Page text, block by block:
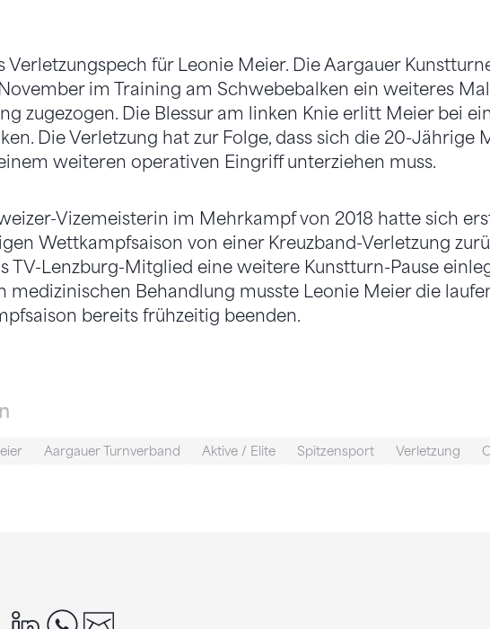
Verletzungspech für Leonie Meier. Die Aargauer
im Training am Schwebebalken ein weiteres
zugezogen. Die Blessur am linken Knie erlitt Meier bei
Die Verletzung hat zur Folge, dass sich die 20-Jährige
weiteren operativen Eingriff unterziehen muss.
Vizemeisterin im Mehrkampf von 2018 hatte sich
Wettkampfsaison von einer Kreuzband-Verletzung
TV-Lenzburg-Mitglied eine weitere Kunstturn-Pause
medizinischen Behandlung musste Leonie Meier die
bereits frühzeitig beenden.
Aargauer Turnverband Aktive / Elite Spitzensport Verletzung
x linkedinwhatsapp